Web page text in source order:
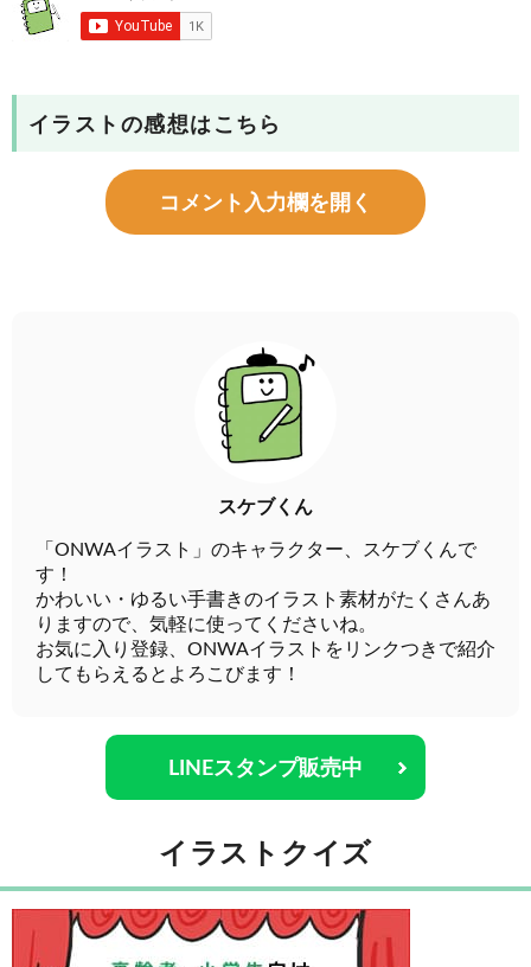
イラストの感想はこちら
コメント入力欄を開く
スケブくん
「ONWAイラスト」のキャラクター、スケブくんで
す！
かわいい・ゆるい手書きのイラスト素材がたくさんあ
りますので、気軽に使ってくださいね。
お気に入り登録、ONWAイラストをリンクつきで紹介
してもらえるとよろこびます！
LINEスタンプ販売中
イラストクイズ